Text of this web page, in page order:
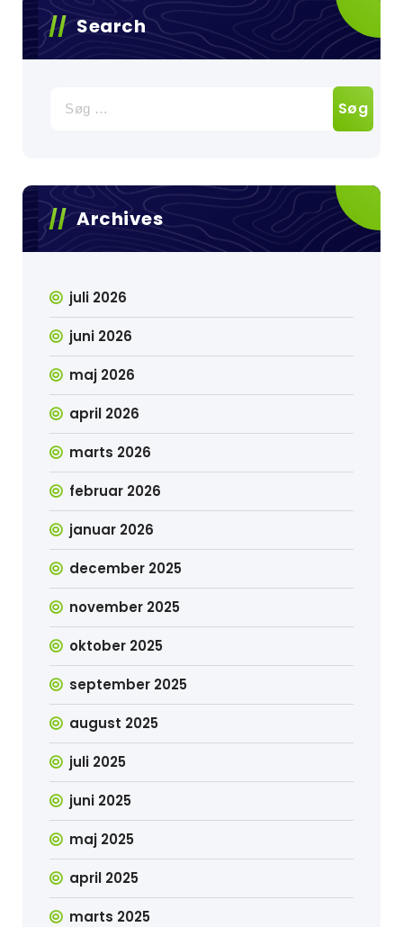
Search
efter:
Archives
juli 2026
juni 2026
maj 2026
april 2026
marts 2026
februar 2026
januar 2026
december 2025
november 2025
oktober 2025
september 2025
august 2025
juli 2025
juni 2025
maj 2025
april 2025
marts 2025